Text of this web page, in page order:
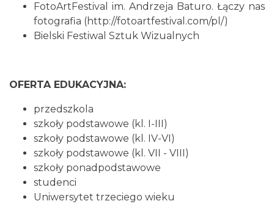
FotoArtFestival im. Andrzeja Baturo. Łączy nas
fotografia (http://fotoartfestival.com/pl/)
Bielski Festiwal Sztuk Wizualnych
OFERTA EDUKACYJNA:
przedszkola
szkoły podstawowe (kl. I-III)
szkoły podstawowe (kl. IV-VI)
szkoły podstawowe (kl. VII - VIII)
szkoły ponadpodstawowe
studenci
Uniwersytet trzeciego wieku